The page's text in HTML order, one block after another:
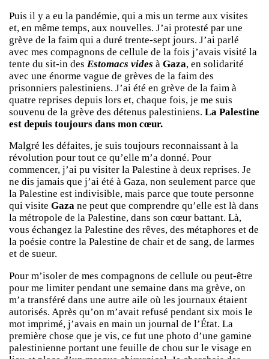
Puis il y a eu la pandémie, qui a mis un terme aux visites
et, en même temps, aux nouvelles. J’ai protesté par une
grève de la faim qui a duré trente-sept jours. J’ai parlé
avec mes compagnons de cellule de la fois j’avais visité la
tente du sit-in des Estomacs vides à Gaza, en solidarité
avec une énorme vague de grèves de la faim des
prisonniers palestiniens. J’ai été en grève de la faim à
quatre reprises depuis lors et, chaque fois, je me suis
souvenu de la grève des détenus palestiniens. La Palestine
est depuis toujours dans mon cœur.
Malgré les défaites, je suis toujours reconnaissant à la
révolution pour tout ce qu’elle m’a donné. Pour
commencer, j’ai pu visiter la Palestine à deux reprises. Je
ne dis jamais que j’ai été à Gaza, non seulement parce que
la Palestine est indivisible, mais parce que toute personne
qui visite Gaza ne peut que comprendre qu’elle est là dans
la métropole de la Palestine, dans son cœur battant. Là,
vous échangez la Palestine des rêves, des métaphores et de
la poésie contre la Palestine de chair et de sang, de larmes
et de sueur.
Pour m’isoler de mes compagnons de cellule ou peut-être
pour me limiter pendant une semaine dans ma grève, on
m’a transféré dans une autre aile où les journaux étaient
autorisés. Après qu’on m’avait refusé pendant six mois le
mot imprimé, j’avais en main un journal de l’État. La
première chose que je vis, ce fut une photo d’une gamine
palestinienne portant une feuille de chou sur le visage en